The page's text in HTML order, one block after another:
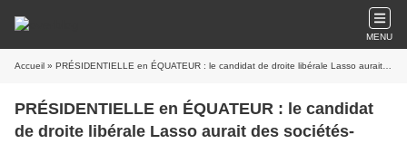
MENU
Accueil » PRÉSIDENTIELLE en ÉQUATEUR : le candidat de droite libérale Lasso aurait des sociétés-écrans à Miami
PRÉSIDENTIELLE en ÉQUATEUR : le candidat
de droite libérale Lasso aurait des sociétés-